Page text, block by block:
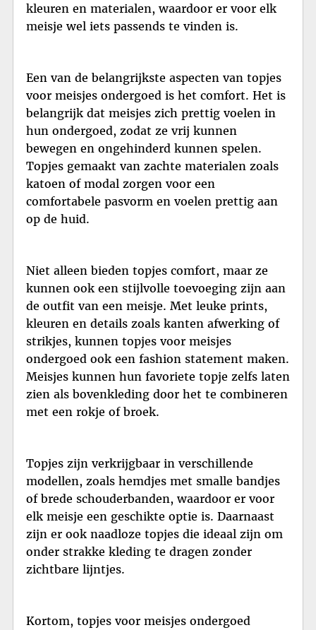
kleuren en materialen, waardoor er voor elk
meisje wel iets passends te vinden is.
Een van de belangrijkste aspecten van topjes
voor meisjes ondergoed is het comfort. Het is
belangrijk dat meisjes zich prettig voelen in
hun ondergoed, zodat ze vrij kunnen
bewegen en ongehinderd kunnen spelen.
Topjes gemaakt van zachte materialen zoals
katoen of modal zorgen voor een
comfortabele pasvorm en voelen prettig aan
op de huid.
Niet alleen bieden topjes comfort, maar ze
kunnen ook een stijlvolle toevoeging zijn aan
de outfit van een meisje. Met leuke prints,
kleuren en details zoals kanten afwerking of
strikjes, kunnen topjes voor meisjes
ondergoed ook een fashion statement maken.
Meisjes kunnen hun favoriete topje zelfs laten
zien als bovenkleding door het te combineren
met een rokje of broek.
Topjes zijn verkrijgbaar in verschillende
modellen, zoals hemdjes met smalle bandjes
of brede schouderbanden, waardoor er voor
elk meisje een geschikte optie is. Daarnaast
zijn er ook naadloze topjes die ideaal zijn om
onder strakke kleding te dragen zonder
zichtbare lijntjes.
Kortom, topjes voor meisjes ondergoed